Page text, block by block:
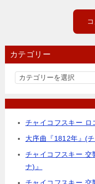
カテゴリー
カ
ー
チャイコフスキー ロ
大序曲『1812年』(
チャイコフスキー 交
ナ)』